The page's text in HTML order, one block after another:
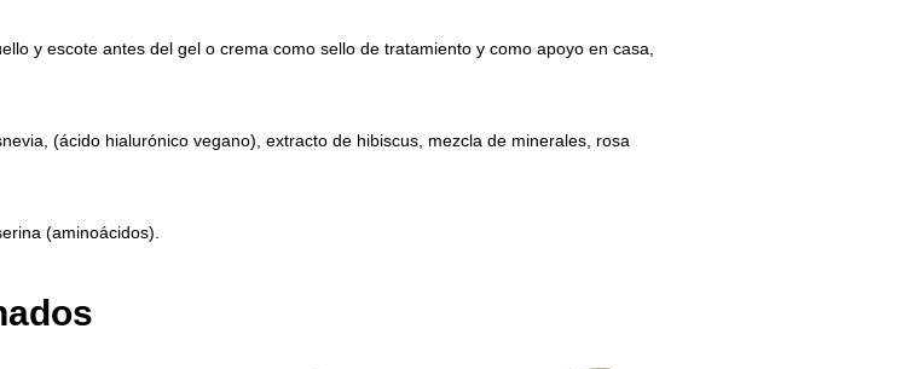
y escote antes del gel o crema como sello de tratamiento y como apoyo en casa,
(ácido hialurónico vegano), extracto de hibiscus, mezcla de minerales, rosa
(aminoácidos).